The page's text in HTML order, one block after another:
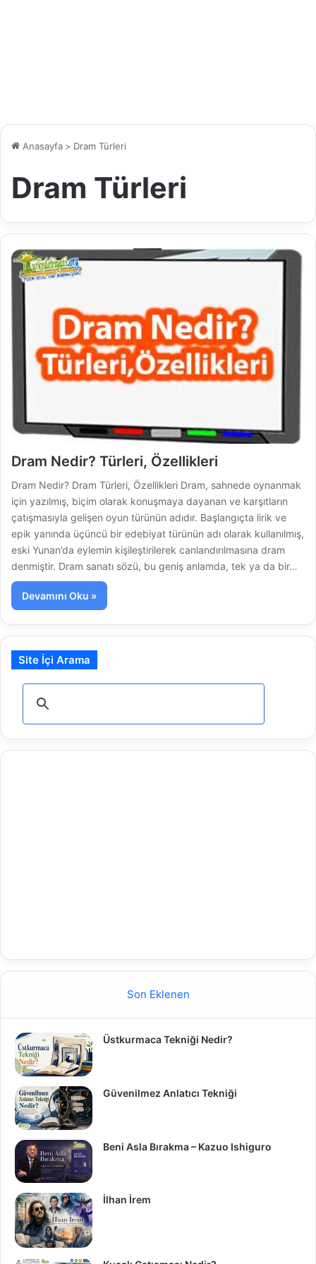
Anasayfa > Dram Türleri
Dram Türleri
Dram Nedir? Türleri, Özellikleri
Dram Nedir? Dram Türleri, Özellikleri Dram, sahnede oynanmak
için yazılmış, biçim olarak konuşmaya dayanan ve karşıtların
çatışmasıyla gelişen oyun türünün adıdır. Başlangıçta lirik ve
epik yanında üçüncü bir edebiyat türünün adı olarak kullanılmış,
eski Yunan’da eylemin kişileştirilerek canlandırılmasına dram
denmiştir. Dram sanatı sözü, bu geniş anlamda, tek ya da bir…
Devamını Oku »
Site İçi Arama
Son Eklenen
Üstkurmaca Tekniği Nedir?
Güvenilmez Anlatıcı Tekniği
Beni Asla Bırakma – Kazuo Ishiguro
İlhan İrem